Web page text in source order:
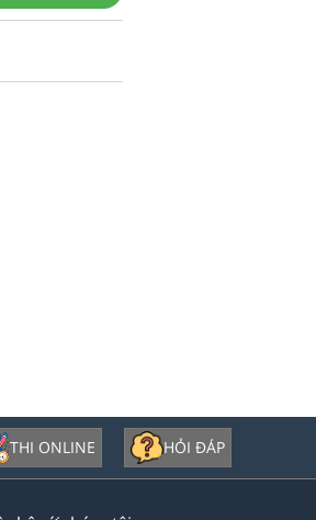
THI ONLINE HỎI ĐÁP